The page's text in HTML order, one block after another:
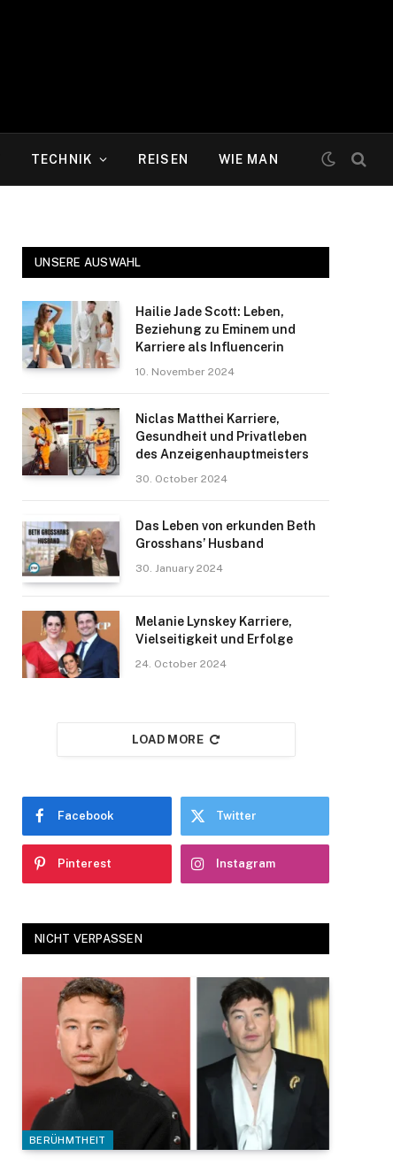
TECHNIK REISEN WIE MAN
UNSERE AUSWAHL
Hailie Jade Scott: Leben,
Beziehung zu Eminem und
Karriere als Influencerin
10. November 2024
Niclas Matthei Karriere,
Gesundheit und Privatleben
des Anzeigenhauptmeisters
30. October 2024
Das Leben von erkunden Beth
Grosshans’ Husband
30. January 2024
Melanie Lynskey Karriere,
Vielseitigkeit und Erfolge
24. October 2024
LOAD MORE
Facebook Twitter
Pinterest Instagram
NICHT VERPASSEN
BERÜHMTHEIT